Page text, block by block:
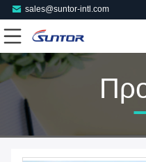
sales@suntor-intl.com